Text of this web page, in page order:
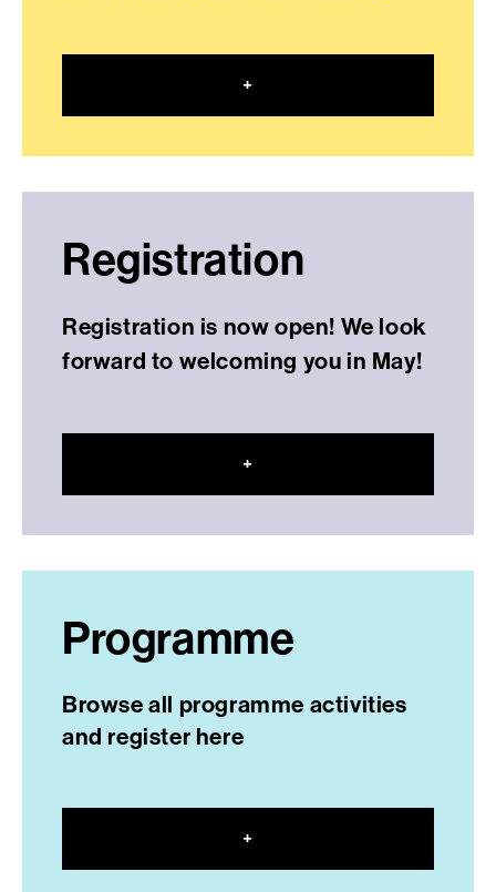
+
Registration
Registration is now open! We look
forward to welcoming you in May!
+
Programme
Browse all programme activities
and register here
+